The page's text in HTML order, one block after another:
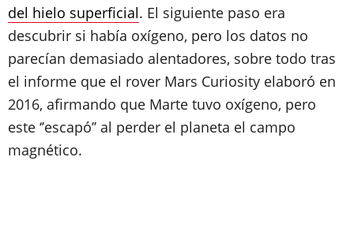
del hielo superficial. El siguiente paso era
descubrir si había oxígeno, pero los datos no
parecían demasiado alentadores, sobre todo tras
el informe que el rover Mars Curiosity elaboró en
2016, afirmando que Marte tuvo oxígeno, pero
este ‘’escapó’’ al perder el planeta el campo
magnético.